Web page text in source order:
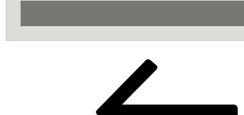
Inläggsnavigering